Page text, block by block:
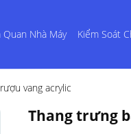
Quan Nhà Máy Kiểm Soát
vang acrylic
Thang trưng